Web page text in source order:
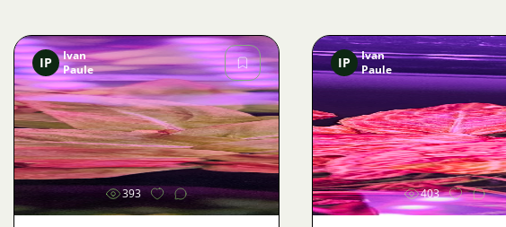
Obrázok
IP
Ivan
Paule
393
Obrázok
IP
Ivan
Paule
403